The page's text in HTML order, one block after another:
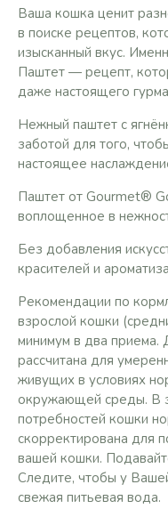
Ваша кошка ценит
в поиске рецептов,
изысканный вкус.
Паштет — рецепт,
даже настоящего
Нежный паштет с
заботой для того,
настоящее
Паштет от Gourmet®
воплощенное в
Без добавления
красителей и
Рекомендации по
взрослой кошки
минимум в два приема.
рассчитана для
живущих в условиях
окружающей среды. В
потребностей кошки
скорректирована для
вашей кошки.
Следите, чтобы у
свежая питьевая вода.